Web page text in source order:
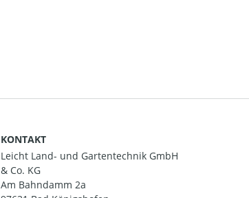
KONTAKT
Leicht Land- und Gartentechnik GmbH
& Co. KG
Am Bahndamm 2a